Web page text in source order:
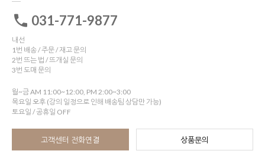
031-771-9877
내선
1번 배송 / 주문 / 재고 문의
2번 뜨는 법 / 뜨개실 문의
3번 도매 문의
월~금 AM 11:00~12:00, PM 2:00~3:00
목요일 오후 (강의 일정으로 인해 배송팀 상담만 가능)
토요일 / 공휴일 OFF
고객센터 전화연결 상품문의